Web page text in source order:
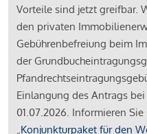
Vorteile sind jetzt greifbar.
den privaten
Gebührenbefreiung beim
der
Einlangung des Antrags
01.07.2026. Informieren
„Konjunkturpaket für den